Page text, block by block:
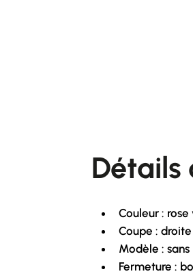
Détails
Couleur : rose
Coupe : droite
Modèle :
Fermeture :